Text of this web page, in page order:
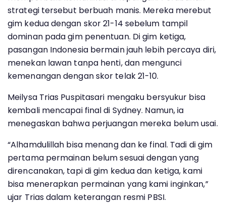
strategi tersebut berbuah manis. Mereka merebut
gim kedua dengan skor 21-14 sebelum tampil
dominan pada gim penentuan. Di gim ketiga,
pasangan Indonesia bermain jauh lebih percaya diri,
menekan lawan tanpa henti, dan mengunci
kemenangan dengan skor telak 21-10.
Meilysa Trias Puspitasari mengaku bersyukur bisa
kembali mencapai final di Sydney. Namun, ia
menegaskan bahwa perjuangan mereka belum usai.
“Alhamdulillah bisa menang dan ke final. Tadi di gim
pertama permainan belum sesuai dengan yang
direncanakan, tapi di gim kedua dan ketiga, kami
bisa menerapkan permainan yang kami inginkan,”
ujar Trias dalam keterangan resmi PBSI.